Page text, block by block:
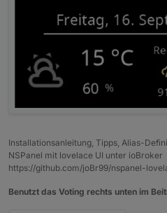
Installationsanleitung, Tipps, Alias-
NSPanel mit lovelace UI unter ioBroker
https://github.com/joBr99/nspanel-
Benutzt das Voting rechts unten im